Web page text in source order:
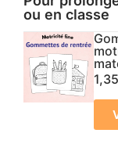
ou en classe
1,35